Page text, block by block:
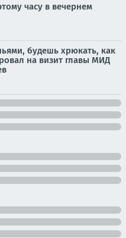
часу в вечернем
будешь хрюкать, как
на визит главы МИД